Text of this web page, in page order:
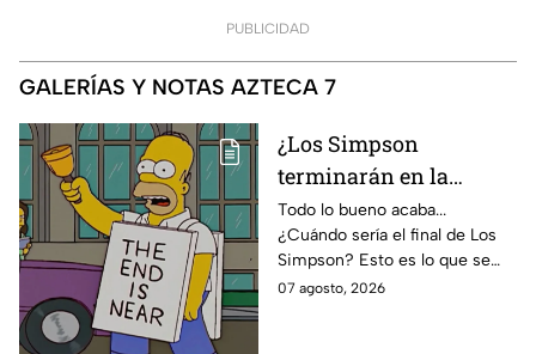
PUBLICIDAD
GALERÍAS Y NOTAS AZTECA 7
¿Los Simpson
terminarán en la
temporada 40? Actriz
de Bart Simpson da
IMPACTANTE
declaración
Todo lo bueno acaba...
¿Cuándo sería el final de Los
Simpson? Esto es lo que se
sabe:
07 agosto, 2026